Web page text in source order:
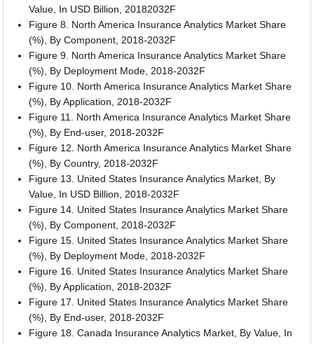
Value, In USD Billion, 20182032F
Figure 8. North America Insurance Analytics Market Share
(%), By Component, 2018-2032F
Figure 9. North America Insurance Analytics Market Share
(%), By Deployment Mode, 2018-2032F
Figure 10. North America Insurance Analytics Market Share
(%), By Application, 2018-2032F
Figure 11. North America Insurance Analytics Market Share
(%), By End-user, 2018-2032F
Figure 12. North America Insurance Analytics Market Share
(%), By Country, 2018-2032F
Figure 13. United States Insurance Analytics Market, By
Value, In USD Billion, 2018-2032F
Figure 14. United States Insurance Analytics Market Share
(%), By Component, 2018-2032F
Figure 15. United States Insurance Analytics Market Share
(%), By Deployment Mode, 2018-2032F
Figure 16. United States Insurance Analytics Market Share
(%), By Application, 2018-2032F
Figure 17. United States Insurance Analytics Market Share
(%), By End-user, 2018-2032F
Figure 18. Canada Insurance Analytics Market, By Value, In